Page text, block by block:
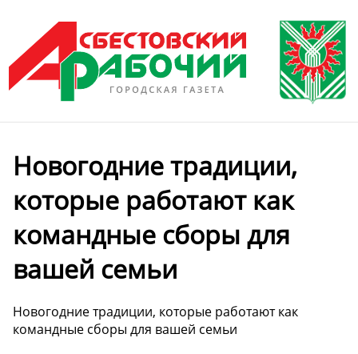
Новогодние традиции,
которые работают как
командные сборы для
вашей семьи
Новогодние традиции, которые работают как
командные сборы для вашей семьи